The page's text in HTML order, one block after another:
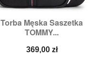
Torba Męska Saszetka
TOMMY...
Cena
369,00 zł